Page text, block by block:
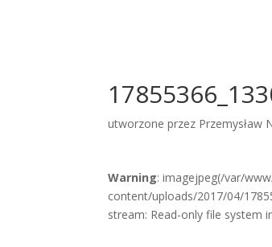
utworzone przez Przemysław
Warning: imagejpeg(/var/
content/uploads/2017/04/
stream: Read-only file system